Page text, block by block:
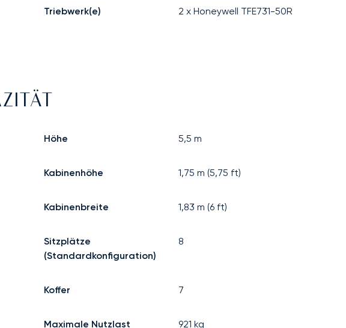
Triebwerk(e) 2 x Honeywell TFE731-50R
Höhe 5,5 m
Kabinenhöhe 1,75 m (5,75 ft)
Kabinenbreite 1,83 m (6ft)
Sitzplätze
(Standardkonfiguration)
8
Koffer 7
Maximale Nutzlast 921 kg